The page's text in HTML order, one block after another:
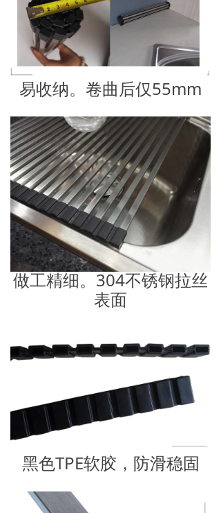
易收纳。卷曲后仅55mm
做工精细。304不锈钢拉丝
表面
黑色TPE软胶，防滑稳固